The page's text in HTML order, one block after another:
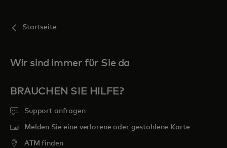
Startseite
Wir sind immer für Sie da
BRAUCHEN SIE HILFE?
Support anfragen
Melden Sie eine verlorene oder gestohlene Karte
ATM finden